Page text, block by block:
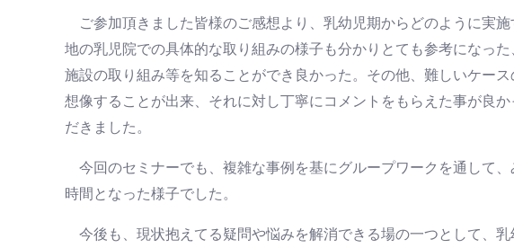
ご参加頂きました皆様のご感想より、乳幼児期からどのように実
地の乳児院での具体的な取り組みの様子も分かりとても参考になっ
施設の取り組み等を知ることができ良かった。その他、難しいケー
想像することが出来、それに対し丁寧にコメントをもらえた事が良
だきました。
今回のセミナーでも、複雑な事例を基にグループワークを通して
時間となった様子でした。
今後も、現状抱えてる疑問や悩みを解消できる場の一つとして、